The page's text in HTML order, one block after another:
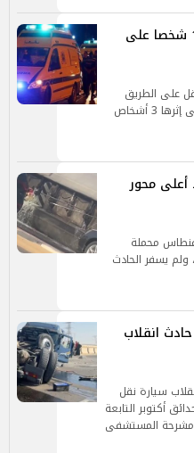
حادث أسيوط.. مصرع 3 وإصابة 14 شخصا على
على الطريق
الصحراوي الغربي في أسيوط، توفي على إثرها 3 أشخاص
أعلى محور
محملة
ولم يسفر الحادث
انقلاب
سيارة نقل
أكتوبر التابعة
مشرحة المستشفى